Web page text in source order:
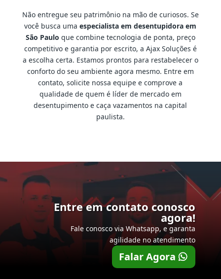
Não entregue seu patrimônio na mão de curiosos. Se
você busca umaespecialista em desentupidora em
São Paulo que combine tecnologia de ponta, preço
competitivo e garantia por escrito, a Ajax Soluções é
a escolha certa. Estamos prontos para restabelecer o
conforto do seu ambiente agora mesmo. Entre em
contato, solicite nossa equipe e comprove a
qualidade de quem é líder de mercado em
desentupimento e caça vazamentos na capital
paulista.
Entre em contato conosco
agora!
Fale conosco via Whatsapp, e garanta
agilidade no atendimento
Falar Agora